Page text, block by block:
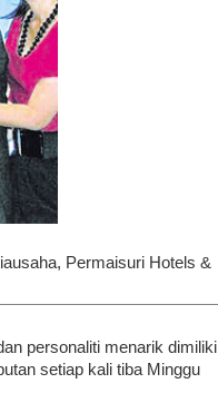
Permaisuri Hotels &
personaliti menarik dimiliki
setiap kali tiba Minggu